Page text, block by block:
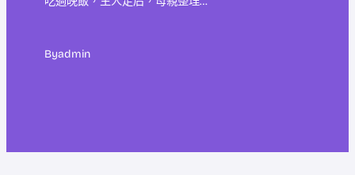
Byadmin